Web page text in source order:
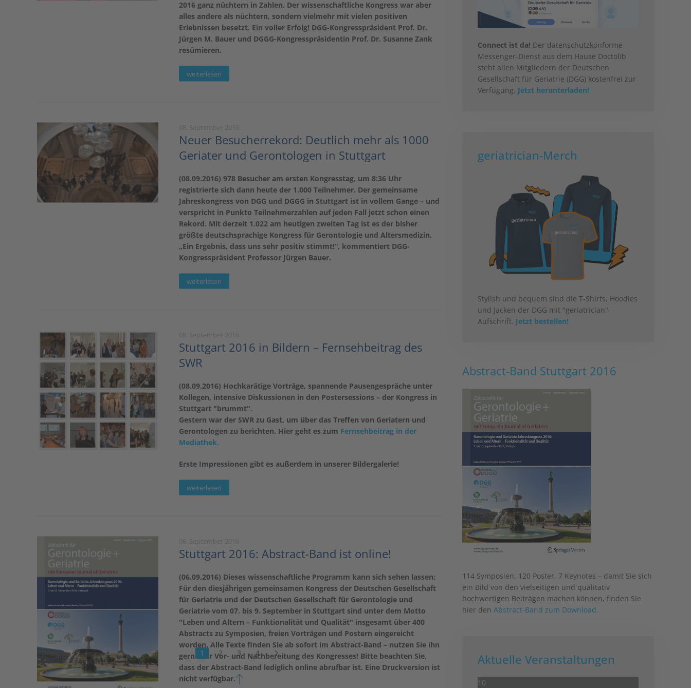
2016 ganz nüchtern in Zahlen. Der wissenschaftliche Kongress war aber
alles andere als nüchtern, sondern vielmehr mit vielen positiven
Erlebnissen besetzt. Ein voller Erfolg! DGG-Kongresspräsident Prof. Dr.
Jürgen M. Bauer und DGGG-Kongresspräsidentin Prof. Dr. Susanne Zank
resümieren.
weiterlesen
Neuer Besucherrekord: Deutlich mehr als 1000
Geriater und Gerontologen in Stuttgart
(08.09.2016) 978 Besucher am ersten Kongresstag, um 8:36 Uhr
registrierte sich dann heute der 1.000 Teilnehmer. Der gemeinsame
Jahreskongress von DGG und DGGG in Stuttgart ist in vollem Gange – und
verspricht in Punkto Teilnehmerzahlen auf jeden Fall jetzt schon einen
Rekord. Mit derzeit 1.022 am heutigen zweiten Tag ist es der bisher
größte deutschsprachige Kongress für Gerontologie und Altersmedizin.
„Ein Ergebnis, dass uns sehr positiv stimmt!“, kommentiert DGG-
Kongresspräsident Professor Jürgen Bauer.
weiterlesen
Stuttgart 2016 in Bildern – Fernsehbeitrag des
SWR
(08.09.2016) Hochkarätige Vorträge, spannende Pausengespräche unter
Kollegen, intensive Diskussionen in den Postersessions – der Kongress in
Stuttgart "brummt".
Gestern war der SWR zu Gast, um über das Treffen von Geriatern und
Gerontologen zu berichten. Hier geht es zum Fernsehbeitrag in der
Mediathek.
Erste Impressionen gibt es außerdem in unserer Bildergalerie!
weiterlesen
Stuttgart 2016: Abstract-Band ist online!
(06.09.2016) Dieses wissenschaftliche Programm kann sich sehen lassen:
Für den diesjährigen gemeinsamen Kongress der Deutschen Gesellschaft
für Geriatrie und der Deutschen Gesellschaft für Gerontologie und
Geriatrie vom 07. bis 9. September in Stuttgart sind unter dem Motto
"Leben und Altern – Funktionalität und Qualität" insgesamt über 400
Abstracts zu Symposien, freien Vorträgen und Postern eingereicht
worden. Alle Texte finden Sie ab sofort im Abstract-Band – nutzen Sie ihn
gerne zur Vor- und Nachbereitung des Kongresses! Bitte beachten Sie,
dass der Abstract-Band lediglich online abrufbar ist. Eine Druckversion ist
nicht verfügbar.
1 2 3 4
Connect ist da! Der datenschutzkonforme
Messenger-Dienst aus dem Hause Doctolib
steht allen Mitgliedern der Deutschen
Gesellschaft für Geriatrie (DGG) kostenfrei zur
Verfügung. Jetzt herunterladen!
geriatrician-Merch
Stylish und bequem sind die T-Shirts, Hoodies
und Jacken der DGG mit "geriatrician"-
Aufschrift. Jetzt bestellen!
Abstract-Band Stuttgart 2016
114 Symposien, 120 Poster, 7 Keynotes – damit Sie sich
ein Bild von den vielseitigen und qualitativ
hochwertigen Beiträgen machen können, finden Sie
hier den Abstract-Band zum Download.
Aktuelle Veranstaltungen
10